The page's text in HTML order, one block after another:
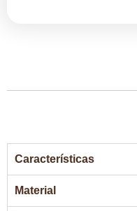
Características
Material